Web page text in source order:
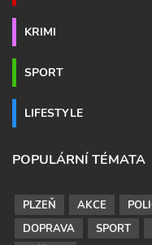
KRIMI
SPORT
LIFESTYLE
POPULÁRNÍ TÉMATA
PLZEŇ AKCE
DOPRAVA
SPORT